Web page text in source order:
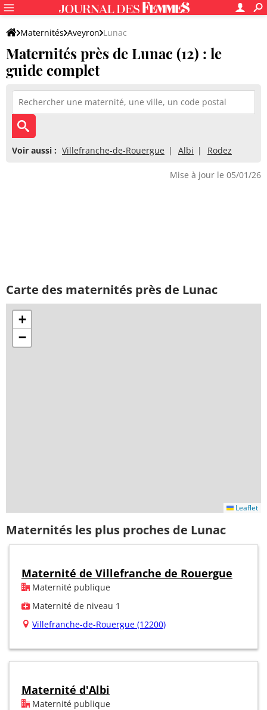
Maternités Aveyron Lunac
Maternités près de Lunac (12) : le
guide complet
Voir aussi : Villefranche-de-Rouergue Albi Rodez
Mise à jour le 05/01/26
Carte des maternités près de Lunac
+
−
Leaflet
Maternités les plus proches de Lunac
Maternité de Villefranche de Rouergue
Maternité publique
Maternité de niveau 1
Villefranche-de-Rouergue (12200)
Maternité d'Albi
Maternité publique